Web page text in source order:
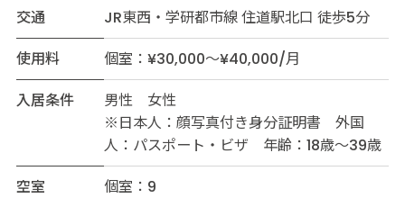
交通
JR東西・学研都市線 住道駅北口 徒歩5分
使用料
個室：¥30,000～¥40,000/月
入居条件
男性 女性
※日本人：顔写真付き身分証明書 外国
人：パスポート・ビザ 年齢：18歳～39歳
空室
個室：9